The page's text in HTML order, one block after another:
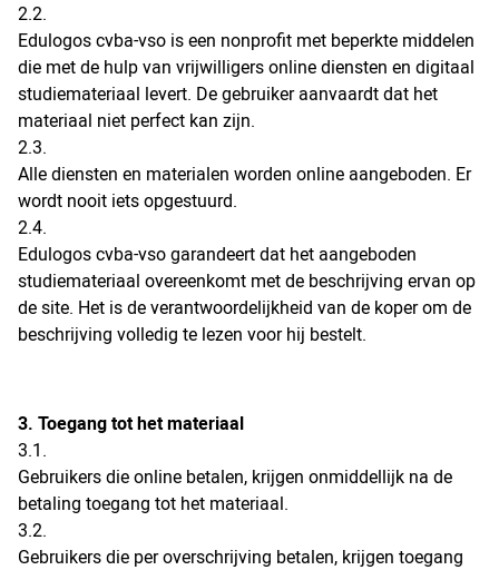
2.2.
Edulogos cvba-vso is een nonprofit met beperkte middelen
die met de hulp van vrijwilligers online diensten en digitaal
studiemateriaal levert. De gebruiker aanvaardt dat het
materiaal niet perfect kan zijn.
2.3.
Alle diensten en materialen worden online aangeboden. Er
wordt nooit iets opgestuurd.
2.4.
Edulogos cvba-vso garandeert dat het aangeboden
studiemateriaal overeenkomt met de beschrijving ervan op
de site. Het is de verantwoordelijkheid van de koper om de
beschrijving volledig te lezen voor hij bestelt.
3. Toegang tot het materiaal
3.1.
Gebruikers die online betalen, krijgen onmiddellijk na de
betaling toegang tot het materiaal.
3.2.
Gebruikers die per overschrijving betalen, krijgen toegang